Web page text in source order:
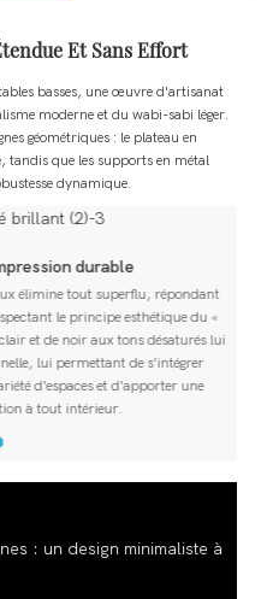
Et Sans Effort
basses, une œuvre d'artisanat
moderne et du wabi-sabi léger.
géométriques : le plateau en
tandis que les supports en métal
dynamique.
durable
élimine tout superflu, répondant
le principe esthétique du «
et de noir aux tons désaturés lui
lui permettant de s'intégrer
d'espaces et d'apporter une
à tout intérieur.